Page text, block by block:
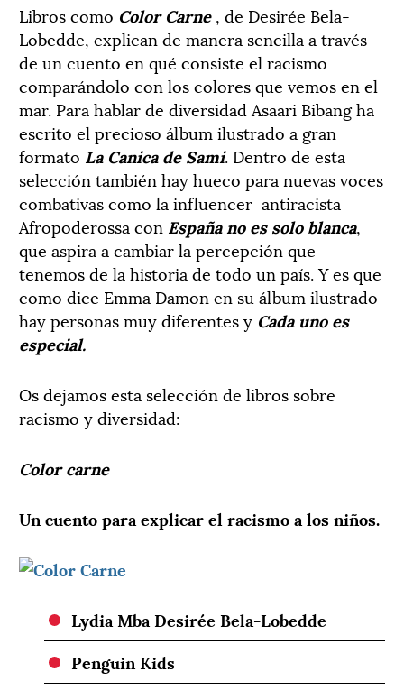
Libros como Color Carne , de Desirée Bela-
Lobedde, explican de manera sencilla a través
de un cuento en qué consiste el racismo
comparándolo con los colores que vemos en el
mar. Para hablar de diversidad Asaari Bibang ha
escrito el precioso álbum ilustrado a gran
formato La Canica de Sami. Dentro de esta
selección también hay hueco para nuevas voces
combativas como la influencer antiracista
Afropoderossa con España no es solo blanca,
que aspira a cambiar la percepción que
tenemos de la historia de todo un país. Y es que
como dice Emma Damon en su álbum ilustrado
hay personas muy diferentes y Cada uno es
especial.
Os dejamos esta selección de libros sobre
racismo y diversidad:
Color carne
Un cuento para explicar el racismo a los niños.
Lydia Mba Desirée Bela-Lobedde
Penguin Kids